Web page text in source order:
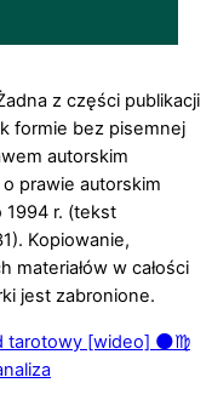
z części publikacji
formie bez pisemnej
autorskim
prawie autorskim
1994 r. (tekst
Kopiowanie,
w całości
jest zabronione.
tarotowy [wideo] 🌑♍️